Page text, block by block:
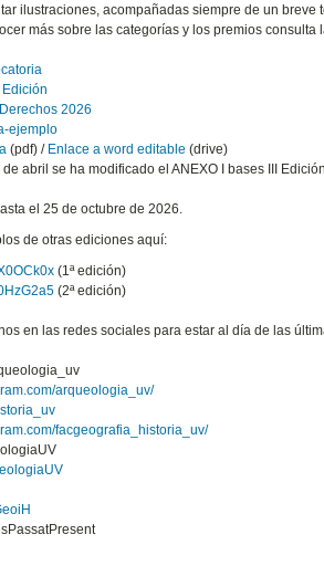
ilustraciones, acompañadas siempre de un
más sobre las categorías y los premios consulta
Edición
2026
ejemplo
(pdf) / Enlace a word editable (drive)
abril se ha modificado el ANEXO I bases III Edición
el 25 de octubre de 2026.
de otras ediciones aquí:
(1ª edición)
(2ª edición)
en las redes sociales para estar al día de las
arqueologia_uv/
facgeografia_historia_uv/